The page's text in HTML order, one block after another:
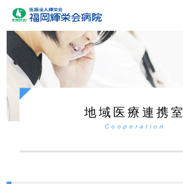
地域医療連携室
Cooperation